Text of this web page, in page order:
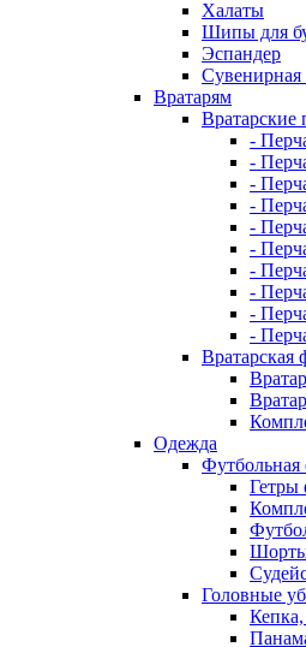
Халаты
Шипы для
Эспандер
Сувенирная
Вратарям
Вратарские
-
-
-
-
-
-
-
-
-
-
Вратарская
Одежда
Футбольная
Гетры
Головные